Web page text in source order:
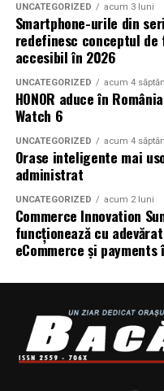
UNCATEGORIZED acum 3 luni
Smartphone-urile din
redefinesc conceptul de
accesibil în 2026
UNCATEGORIZED acum 4
HONOR aduce în
Watch 6
UNCATEGORIZED acum 4
Orase inteligente mai
administrat
UNCATEGORIZED acum 2 luni
Commerce Innovation
funcționează cu
eCommerce și payments